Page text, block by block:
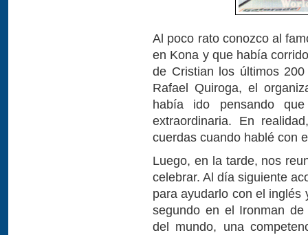
Al poco rato conozco al
en Kona y que había
de Cristian los últimos
Rafael Quiroga, el
había ido pensando
extraordinaria. En
cuerdas cuando hablé con
Luego, en la tarde, nos
celebrar. Al día siguiente
para ayudarlo con el
segundo en el Ironman
del mundo, una